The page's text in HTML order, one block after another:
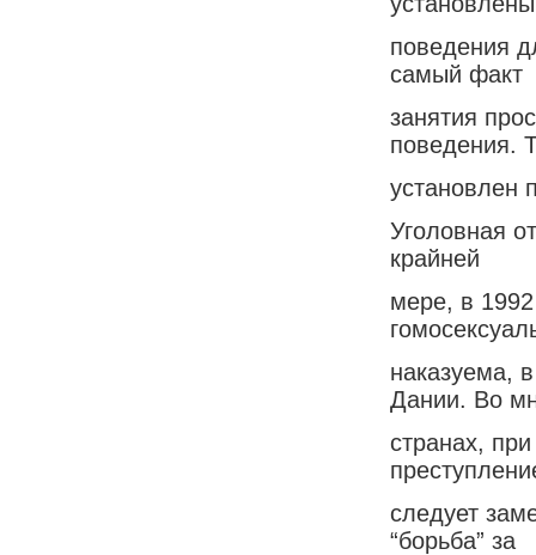
поведения
самый факт
занятия
поведения.
установлен
Уголовная
крайней
мере, в
наказуема,
Дании. Во
странах,
следует
“борьба” за